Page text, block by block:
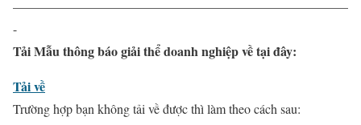
——————————————————————————
-
Tải Mẫu thông báo giải thể doanh nghiệp về tại đây:
Tải về
Trường hợp bạn không tải về được thì làm theo cách sau: